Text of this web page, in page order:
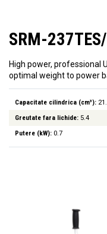
SRM-
High power, professional
optimal weight to power
Capacitate cilindrica (cm³):
Greutate fara lichide: 5.4
Putere (kW): 0.7